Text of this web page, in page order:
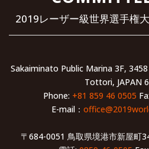
2019レーザー級世界選手権
Sakaiminato Public Marina 3F,
Tottori, JAPAN
Phone: +81 859 46 0505
E-mail：
〒684-0051 鳥取県境港市新屋